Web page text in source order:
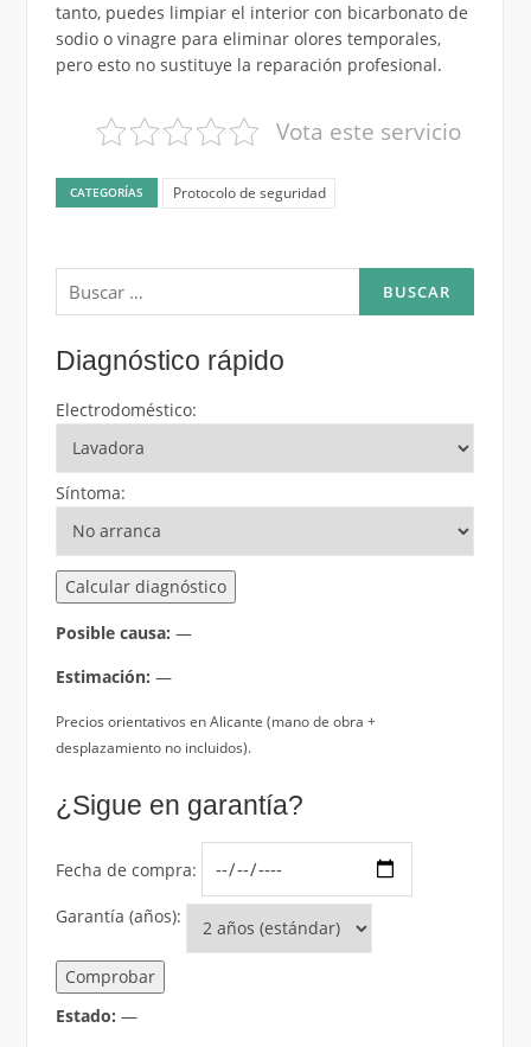
tanto, puedes limpiar el interior con bicarbonato de
sodio o vinagre para eliminar olores temporales,
pero esto no sustituye la reparación profesional.
Vota este servicio
CATEGORÍAS Protocolo de seguridad
Buscar:
Diagnóstico rápido
Electrodoméstico:
Síntoma:
Calcular diagnóstico
Posible causa: —
Estimación: —
Precios orientativos en Alicante (mano de obra +
desplazamiento no incluidos).
¿Sigue en garantía?
Fecha de compra:
Garantía (años):
Comprobar
Estado: —